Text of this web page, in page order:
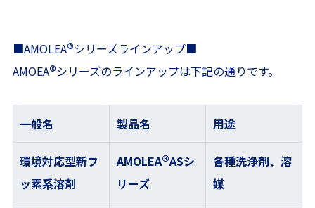
■AMOLEA®シリーズラインアップ■
AMOEA®シリーズのラインアップは下記の通りです。
一般名 製品名 用途
環境対応型新フ
ッ素系溶剤
AMOLEA®ASシ
リーズ
各種洗浄剤、溶
媒